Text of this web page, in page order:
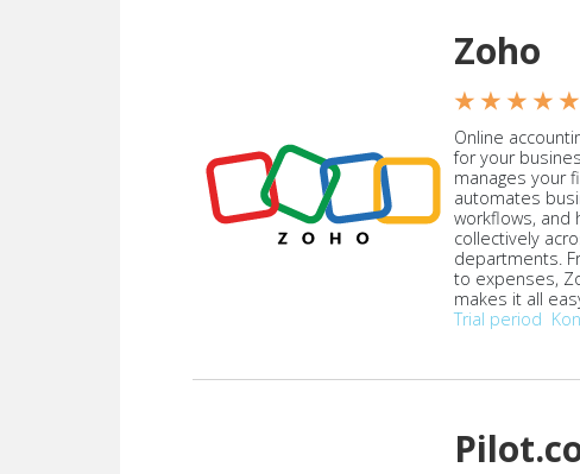
Zoho
★ ★ ★ ★ ★
Online
for your
manages your
automates
workflows, and
collectively
departments.
to expenses,
makes it all
Trial period